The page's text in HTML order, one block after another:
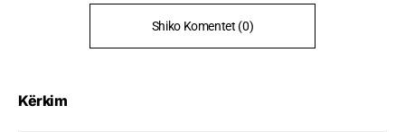
Shiko Komentet (0)
Kërkim